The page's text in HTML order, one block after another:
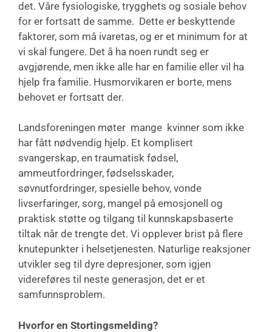
det. Våre fysiologiske, trygghets og sosiale behov
for er fortsatt de samme. Dette er beskyttende
faktorer, som må ivaretas, og er et minimum for at
vi skal fungere. Det å ha noen rundt seg er
avgjørende, men ikke alle har en familie eller vil ha
hjelp fra familie. Husmorvikaren er borte, mens
behovet er fortsatt der.
Landsforeningen møter mange kvinner som ikke
har fått nødvendig hjelp. Et komplisert
svangerskap, en traumatisk fødsel,
ammeutfordringer, fødselsskader,
søvnutfordringer, spesielle behov, vonde
livserfaringer, sorg, mangel på emosjonell og
praktisk støtte og tilgang til kunnskapsbaserte
tiltak når de trengte det. Vi opplever brist på flere
knutepunkter i helsetjenesten. Naturlige reaksjoner
utvikler seg til dyre depresjoner, som igjen
videreføres til neste generasjon, det er et
samfunnsproblem.
Hvorfor en Stortingsmelding?